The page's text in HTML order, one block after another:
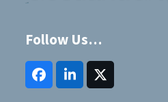
Follow Us…
FacebookLinkedInTwitter
(deprecated)